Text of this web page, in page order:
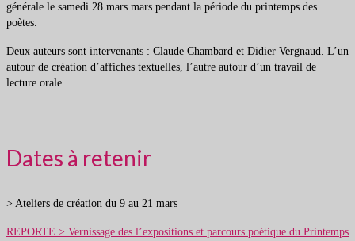
générale le samedi 28 mars mars pendant la période du printemps des
poètes.
Deux auteurs sont intervenants : Claude Chambard et Didier Vergnaud. L’un
autour de création d’affiches textuelles, l’autre autour d’un travail de
lecture orale.
Dates à retenir
> Ateliers de création du 9 au 21 mars
REPORTE > Vernissage des l’expositions et parcours poétique du Printemps